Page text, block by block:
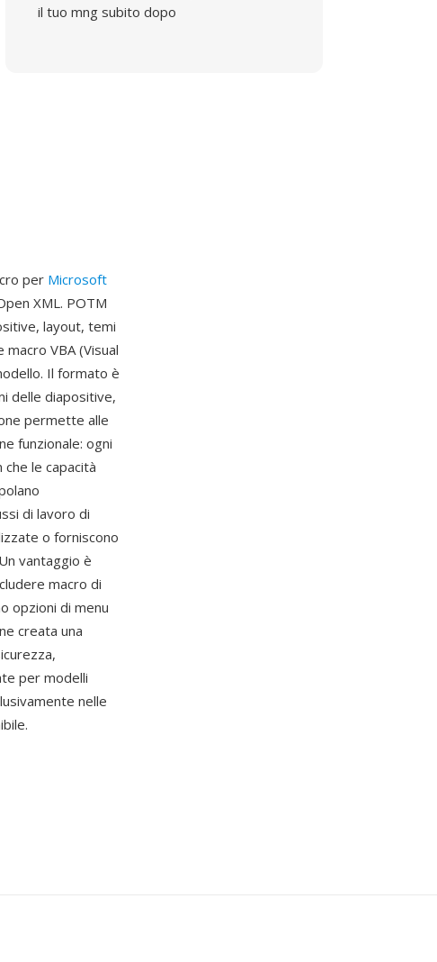
il tuo mng subito dopo
per Microsoft
XML. POTM
layout, temi
VBA (Visual
Il formato è
delle diapositive,
permette alle
funzionale: ogni
le capacità
di lavoro di
o forniscono
vantaggio è
macro di
opzioni di menu
creata una
per modelli
nelle